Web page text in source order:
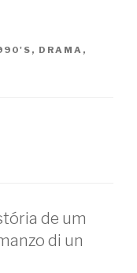
, DRAMA ,
de um
di un